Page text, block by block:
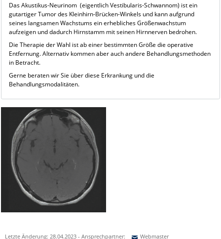
Das Akustikus-Neurinom (eigentlich Vestibularis-Schwannom) ist ein
gutartiger Tumor des Kleinhirn-Brücken-Winkels und kann aufgrund
seines langsamen Wachstums ein erhebliches Größenwachstum
aufzeigen und dadurch Hirnstamm mit seinen Hirnnerven bedrohen.
Die Therapie der Wahl ist ab einer bestimmten Größe die operative
Entfernung. Alternativ kommen aber auch andere Behandlungsmethoden
in Betracht.
Gerne beraten wir Sie über diese Erkrankung und die
Behandlungsmodalitäten.
Letzte Änderung: 28.04.2023 - Ansprechpartner: Webmaster